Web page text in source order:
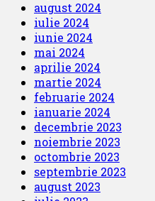
august 2024
iulie 2024
iunie 2024
mai 2024
aprilie 2024
martie 2024
februarie 2024
ianuarie 2024
decembrie 2023
noiembrie 2023
octombrie 2023
septembrie 2023
august 2023